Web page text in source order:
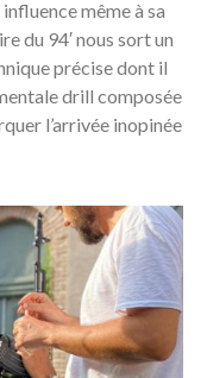
même à sa
du 94′ nous sort un
précise dont il
drill composée
l’arrivée inopinée